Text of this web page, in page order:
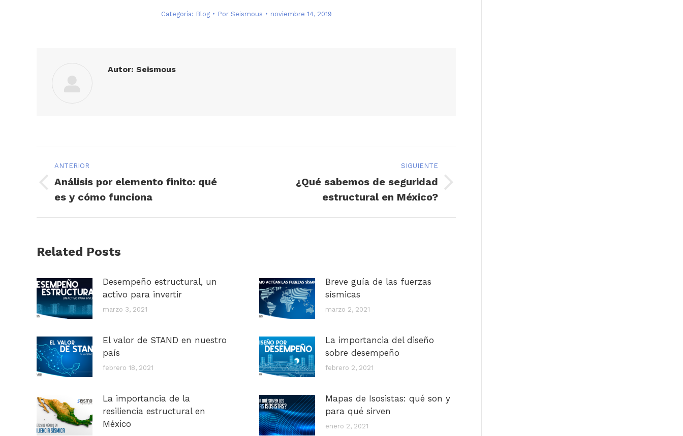
Categoría: Blog Por Seismous noviembre 14, 2019
Autor: Seismous
entre
publicaciones
ANTERIOR
Publicación
anterior:
Análisis por elemento finito: qué
es y cómo funciona
SIGUIENTE
Publicación¿Qué sabemos de seguridad
estructural en México?
Related Posts
Desempeño estructural, un
activo para invertir
marzo 3, 2021
Breve guía de las fuerzas
sísmicas
marzo 2, 2021
El valor de STAND en nuestro
país
febrero 18, 2021
La importancia del diseño
sobre desempeño
febrero 2, 2021
La importancia de la
resiliencia estructural en
México
Mapas de Isosistas: qué son y
para qué sirven
enero 2, 2021